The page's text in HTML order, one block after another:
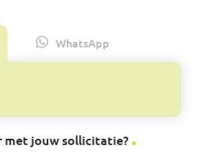
Selevani, telefoon 06-
WhatsApp
met jouw sollicitatie?